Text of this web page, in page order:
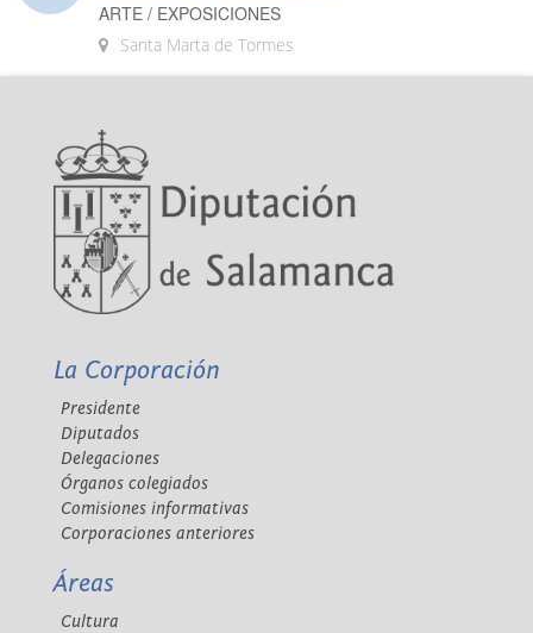
ARTE / EXPOSICIONES
Santa Marta de Tormes
La Corporación
Presidente
Diputados
Delegaciones
Órganos colegiados
Comisiones informativas
Corporaciones anteriores
Áreas
Cultura